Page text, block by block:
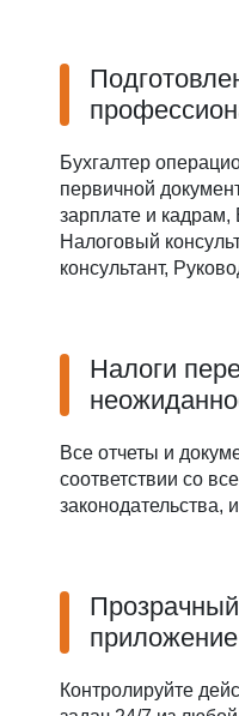
Бухгалтер
первичной
зарплате и кадрам,
Налоговый
консультант,
Налоги
Все отчеты и
соответствии со
приложение
Контролируйте